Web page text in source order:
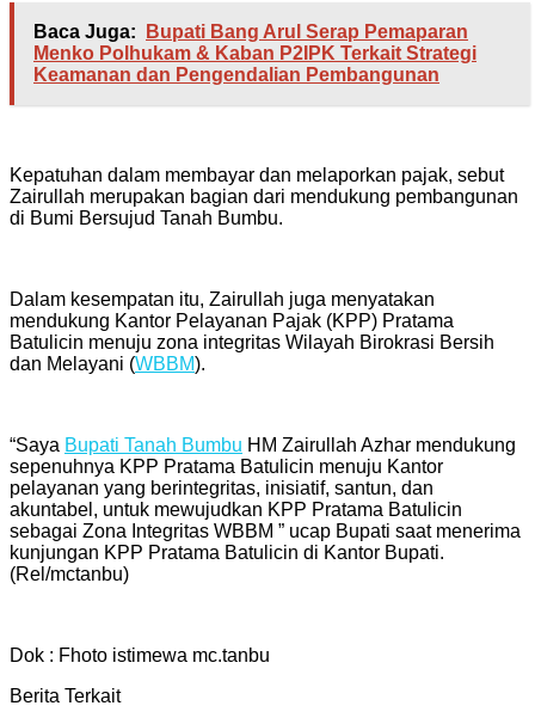
Baca Juga:
Bupati Bang Arul Serap Pemaparan
Menko Polhukam & Kaban P2IPK Terkait Strategi
Keamanan dan Pengendalian Pembangunan
Kepatuhan dalam membayar dan melaporkan pajak, sebut
Zairullah merupakan bagian dari mendukung pembangunan
di Bumi Bersujud Tanah Bumbu.
Dalam kesempatan itu, Zairullah juga menyatakan
mendukung Kantor Pelayanan Pajak (KPP) Pratama
Batulicin menuju zona integritas Wilayah Birokrasi Bersih
dan Melayani (WBBM).
“Saya Bupati Tanah Bumbu HM Zairullah Azhar mendukung
sepenuhnya KPP Pratama Batulicin menuju Kantor
pelayanan yang berintegritas, inisiatif, santun, dan
akuntabel, untuk mewujudkan KPP Pratama Batulicin
sebagai Zona Integritas WBBM ” ucap Bupati saat menerima
kunjungan KPP Pratama Batulicin di Kantor Bupati.
(Rel/mctanbu)
Dok : Fhoto istimewa mc.tanbu
Berita Terkait